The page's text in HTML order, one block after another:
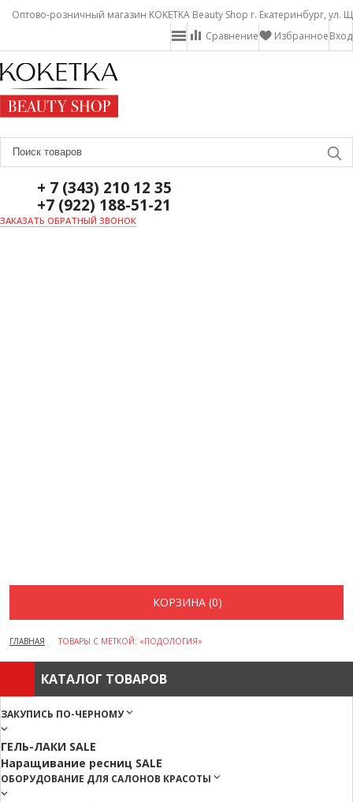
Оптово-розничный магазин KOKETKA Beauty Shop г. Екатеринбург, ул.
Вход
Избранное
Сравнение
+ 7 (343) 210 12 35
+7 (922) 188-51-21
ЗАКАЗАТЬ ОБРАТНЫЙ ЗВОНОК
КОРЗИНА (0)
ГЛАВНАЯ ТОВАРЫ С МЕТКОЙ: «ПОДОЛОГИЯ»
КАТАЛОГ ТОВАРОВ
ЗАКУПИСЬ ПО-ЧЕРНОМУ
ГЕЛЬ-ЛАКИ SALE
Наращивание ресниц SALE
ОБОРУДОВАНИЕ ДЛЯ САЛОНОВ КРАСОТЫ